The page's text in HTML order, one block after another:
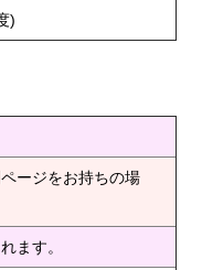
)
ージをお持ちの場
ます。